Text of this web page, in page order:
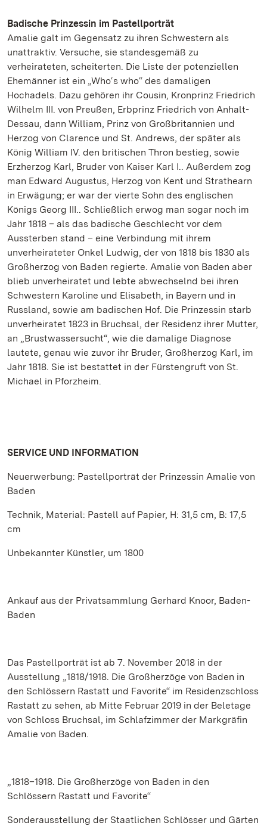
Badische Prinzessin im Pastellporträt
Amalie galt im Gegensatz zu ihren Schwestern als
unattraktiv. Versuche, sie standesgemäß zu
verheirateten, scheiterten. Die Liste der potenziellen
Ehemänner ist ein „Who‘s who“ des damaligen
Hochadels. Dazu gehören ihr Cousin, Kronprinz Friedrich
Wilhelm III. von Preußen, Erbprinz Friedrich von Anhalt-
Dessau, dann William, Prinz von Großbritannien und
Herzog von Clarence und St. Andrews, der später als
König William IV. den britischen Thron bestieg, sowie
Erzherzog Karl, Bruder von Kaiser Karl I.. Außerdem zog
man Edward Augustus, Herzog von Kent und Strathearn
in Erwägung; er war der vierte Sohn des englischen
Königs Georg III.. Schließlich erwog man sogar noch im
Jahr 1818 – als das badische Geschlecht vor dem
Aussterben stand – eine Verbindung mit ihrem
unverheirateter Onkel Ludwig, der von 1818 bis 1830 als
Großherzog von Baden regierte. Amalie von Baden aber
blieb unverheiratet und lebte abwechselnd bei ihren
Schwestern Karoline und Elisabeth, in Bayern und in
Russland, sowie am badischen Hof. Die Prinzessin starb
unverheiratet 1823 in Bruchsal, der Residenz ihrer Mutter,
an „Brustwassersucht“, wie die damalige Diagnose
lautete, genau wie zuvor ihr Bruder, Großherzog Karl, im
Jahr 1818. Sie ist bestattet in der Fürstengruft von St.
Michael in Pforzheim.
SERVICE UND INFORMATION
Neuerwerbung: Pastellporträt der Prinzessin Amalie von
Baden
Technik, Material: Pastell auf Papier, H: 31,5 cm, B: 17,5
cm
Unbekannter Künstler, um 1800
Ankauf aus der Privatsammlung Gerhard Knoor, Baden-
Baden
Das Pastellporträt ist ab 7. November 2018 in der
Ausstellung „1818/1918. Die Großherzöge von Baden in
den Schlössern Rastatt und Favorite“ im Residenzschloss
Rastatt zu sehen, ab Mitte Februar 2019 in der Beletage
von Schloss Bruchsal, im Schlafzimmer der Markgräfin
Amalie von Baden.
„1818–1918. Die Großherzöge von Baden in den
Schlössern Rastatt und Favorite“
Sonderausstellung der Staatlichen Schlösser und Gärten